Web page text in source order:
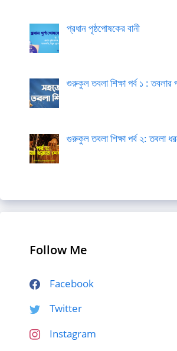
প্রধান পৃষ্ঠপোষকের বানী
গুরুকুল তবলা শিক্ষা পর্ব ১ : তবলার
গুরুকুল তবলা শিক্ষা পর্ব ২: তবলা
Follow Me
Facebook
Twitter
Instagram